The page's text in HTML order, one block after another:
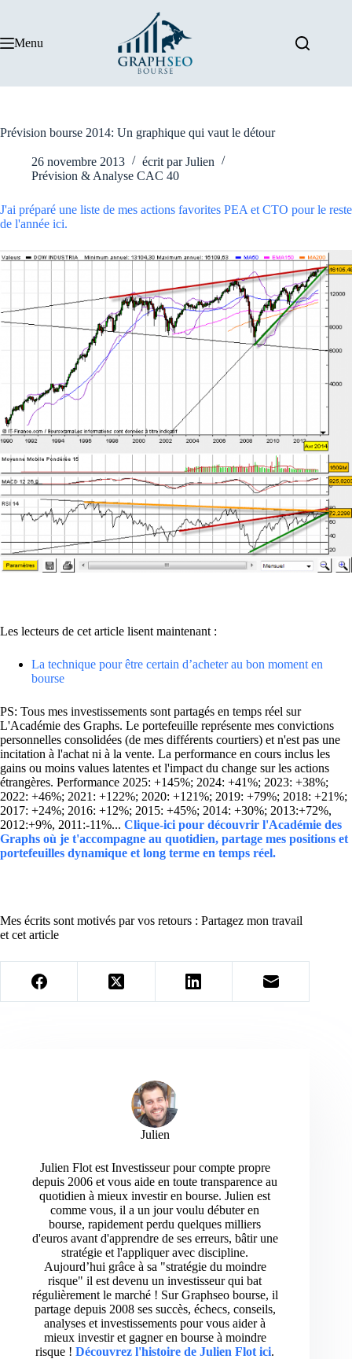
Menu
Prévision bourse 2014: Un graphique qui vaut le détour
26 novembre 2013 écrit par Julien
Prévision & Analyse CAC 40
J'ai préparé une liste de mes actions favorites PEA et CTO pour le reste
de l'année ici.
Les lecteurs de cet article lisent maintenant :
La technique pour être certain d’acheter au bon moment en
bourse
PS: Tous mes investissements sont partagés en temps réel sur
L'Académie des Graphs. Le portefeuille représente mes convictions
personnelles consolidées (de mes différents courtiers) et n'est pas une
incitation à l'achat ni à la vente. La performance en cours inclus les
gains ou moins values latentes et l'impact du change sur les actions
étrangères. Performance 2025: +145%; 2024: +41%; 2023: +38%;
2022: +46%; 2021: +122%; 2020: +121%; 2019: +79%; 2018: +21%;
2017: +24%; 2016: +12%; 2015: +45%; 2014: +30%; 2013:+72%,
2012:+9%, 2011:-11%... Clique-ici pour découvrir l'Académie des
Graphs où je t'accompagne au quotidien, partage mes positions et
portefeuilles dynamique et long terme en temps réel.
Mes écrits sont motivés par vos retours : Partagez mon travail
et cet article
Julien
Julien Flot est Investisseur pour compte propre
depuis 2006 et vous aide en toute transparence au
quotidien à mieux investir en bourse. Julien est
comme vous, il a un jour voulu débuter en
bourse, rapidement perdu quelques milliers
d'euros avant d'apprendre de ses erreurs, bâtir une
stratégie et l'appliquer avec discipline.
Aujourd’hui grâce à sa "stratégie du moindre
risque" il est devenu un investisseur qui bat
régulièrement le marché ! Sur Graphseo bourse, il
partage depuis 2008 ses succès, échecs, conseils,
analyses et investissements pour vous aider à
mieux investir et gagner en bourse à moindre
risque ! Découvrez l'histoire de Julien Flot ici.